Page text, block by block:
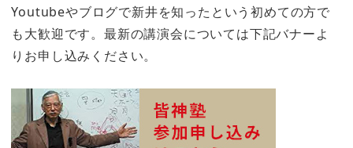
Youtubeやブログで新井を知ったという初めての方で
も大歓迎です。最新の講演会については下記バナーよ
りお申し込みください。